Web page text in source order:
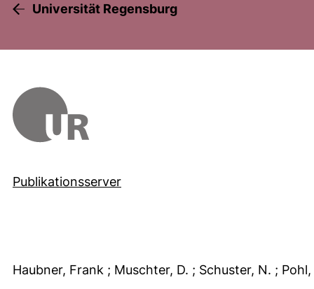
Universität Regensburg
Publikationsserver
Haubner, Frank ; Muschter, D. ; Schuster, N. ;